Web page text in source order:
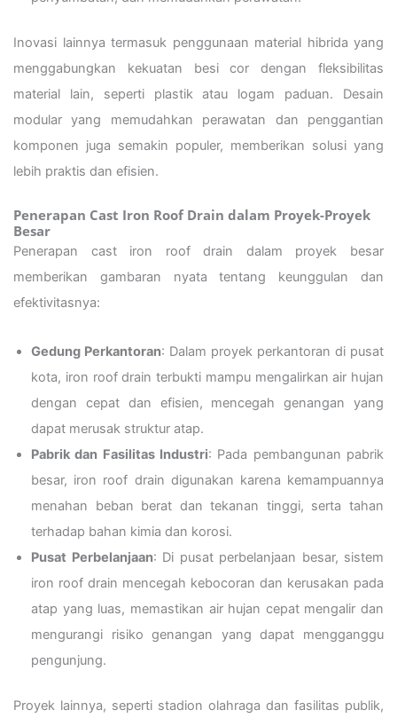
Inovasi lainnya termasuk penggunaan material hibrida yang
menggabungkan kekuatan besi cor dengan fleksibilitas
material lain, seperti plastik atau logam paduan. Desain
modular yang memudahkan perawatan dan penggantian
komponen juga semakin populer, memberikan solusi yang
lebih praktis dan efisien.
Penerapan Cast Iron Roof Drain dalam Proyek-Proyek
Besar
Penerapan cast iron roof drain dalam proyek besar
memberikan gambaran nyata tentang keunggulan dan
efektivitasnya:
Gedung Perkantoran: Dalam proyek perkantoran di pusat
kota, iron roof drain terbukti mampu mengalirkan air hujan
dengan cepat dan efisien, mencegah genangan yang
dapat merusak struktur atap.
Pabrik dan Fasilitas Industri: Pada pembangunan pabrik
besar, iron roof drain digunakan karena kemampuannya
menahan beban berat dan tekanan tinggi, serta tahan
terhadap bahan kimia dan korosi.
Pusat Perbelanjaan: Di pusat perbelanjaan besar, sistem
iron roof drain mencegah kebocoran dan kerusakan pada
atap yang luas, memastikan air hujan cepat mengalir dan
mengurangi risiko genangan yang dapat mengganggu
pengunjung.
Proyek lainnya, seperti stadion olahraga dan fasilitas publik,